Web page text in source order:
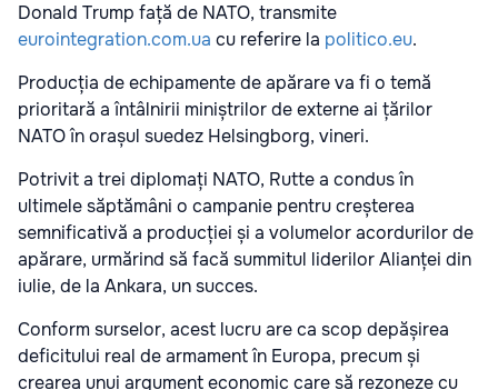
Donald Trump față de NATO, transmite
eurointegration.com.ua cu referire la politico.eu.
Producția de echipamente de apărare va fi o temă
prioritară a întâlnirii miniștrilor de externe ai țărilor
NATO în orașul suedez Helsingborg, vineri.
Potrivit a trei diplomați NATO, Rutte a condus în
ultimele săptămâni o campanie pentru creșterea
semnificativă a producției și a volumelor acordurilor de
apărare, urmărind să facă summitul liderilor Alianței din
iulie, de la Ankara, un succes.
Conform surselor, acest lucru are ca scop depășirea
deficitului real de armament în Europa, precum și
crearea unui argument economic care să rezoneze cu